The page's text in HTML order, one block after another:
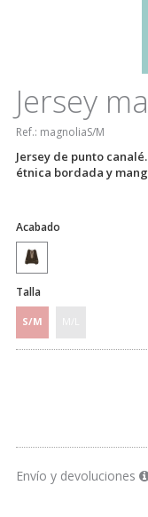
Jersey
Ref.: magnoliaS/M
Jersey de punto
étnica bordada y
Acabado
Talla
S/M
Envío y devoluciones